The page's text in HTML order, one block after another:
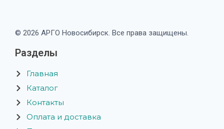
© 2026 АРГО Новосибирск. Все права защищены.
Разделы
Главная
Каталог
Контакты
Оплата и доставка